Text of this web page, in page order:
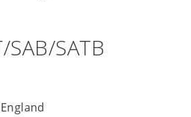
SAB/SATB